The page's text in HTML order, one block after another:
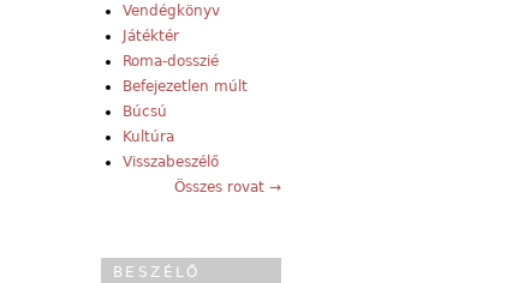
Vendégkönyv
Játéktér
Roma-dosszié
Befejezetlen múlt
Búcsú
Kultúra
Visszabeszélő
Összes rovat →
BESZÉLŐ